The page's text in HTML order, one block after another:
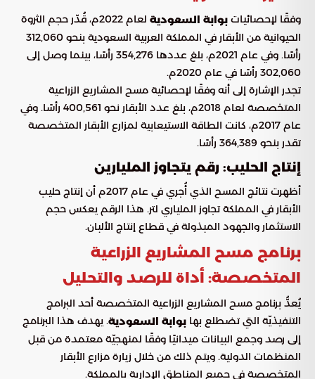
وفقًا لإحصائيات بوابة السعودية
لعام 2022م، قُدّر حجم الثروة
الحيوانية من الأبقار في المملكة العربية السعودية بنحو 312,060
رأسًا. وفي عام 2021م، بلغ عددها 354,276 رأسًا، بينما وصل إلى
302,060 رأسًا في عام 2020م.
تجدر الإشارة إلى أنه وفقًا لإحصائية مسح المشاريع الزراعية
المتخصصة لعام 2018م، بلغ عدد الأبقار نحو 400,561 رأسًا. وفي
عام 2017م، كانت الطاقة الاستيعابية لمزارع الأبقار المتخصصة
تقدر بنحو 364,389 رأسًا.
إنتاج الحليب: رقم يتجاوز المليارين
أظهرت نتائج المسح الذي أُجري في عام 2017م أن إنتاج حليب
الأبقار في المملكة تجاوز الملياري لتر. هذا الرقم يعكس حجم
الاستثمار والجهود المبذولة في قطاع إنتاج الألبان.
برنامج مسح المشاريع الزراعية
المتخصصة: أداة للرصد والتحليل
يُعدُّ برنامج مسح المشاريع الزراعية المتخصصة أحد البرامج
التنفيذيّة التي تضطلع بها بوابة السعودية. يهدف هذا البرنامج
إلى رصد وجمع البيانات ميدانيًا وفقًا لمنهجيّة معتمدة من قبل
المنظمات الدولية. ويتم ذلك من خلال زيارة مزارع الأبقار
المتخصصة في جميع المناطق الإدارية بالمملكة.